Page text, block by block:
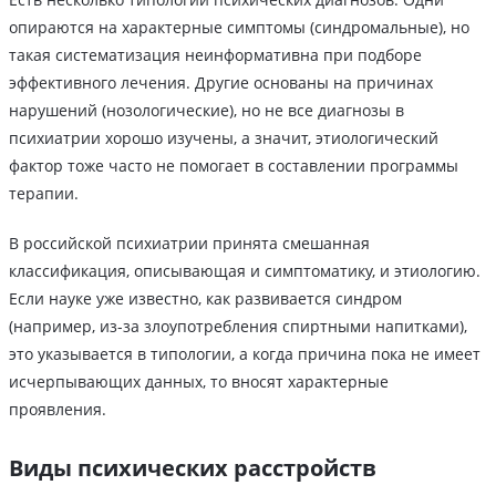
опираются на характерные симптомы (синдромальные), но
такая систематизация неинформативна при подборе
эффективного лечения. Другие основаны на причинах
нарушений (нозологические), но не все диагнозы в
психиатрии хорошо изучены, а значит, этиологический
фактор тоже часто не помогает в составлении программы
терапии.
В российской психиатрии принята смешанная
классификация, описывающая и симптоматику, и этиологию.
Если науке уже известно, как развивается синдром
(например, из-за злоупотребления спиртными напитками),
это указывается в типологии, а когда причина пока не имеет
исчерпывающих данных, то вносят характерные
проявления.
Виды психических расстройств